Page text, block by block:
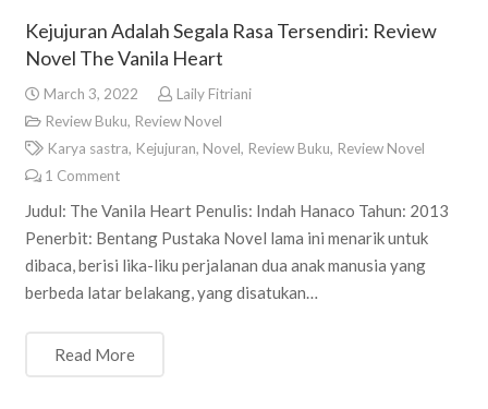
Kejujuran Adalah Segala Rasa Tersendiri: Review
Novel The Vanila Heart
March 3, 2022
Laily Fitriani
Review Buku, Review Novel
Karya sastra, Kejujuran, Novel, Review Buku, Review Novel
1 Comment
Judul: The Vanila Heart Penulis: Indah Hanaco Tahun: 2013
Penerbit: Bentang Pustaka Novel lama ini menarik untuk
dibaca, berisi lika-liku perjalanan dua anak manusia yang
berbeda latar belakang, yang disatukan…
Read More